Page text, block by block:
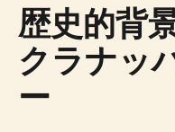
歴史的背
クラナッ
ー